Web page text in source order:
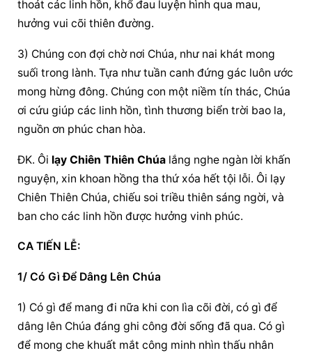
thoát các linh hồn, khổ đau luyện hình qua mau,
hưởng vui cõi thiên đường.
3) Chúng con đợi chờ nơi Chúa, như nai khát mong
suối trong lành. Tựa như tuần canh đứng gác luôn ước
mong hừng đông. Chúng con một niềm tín thác, Chúa
ơi cứu giúp các linh hồn, tình thương biển trời bao la,
nguồn ơn phúc chan hòa.
ĐK. Ôi lạy Chiên Thiên Chúa lắng nghe ngàn lời khấn
nguyện, xin khoan hồng tha thứ xóa hết tội lỗi. Ôi lạy
Chiên Thiên Chúa, chiếu soi triều thiên sáng ngời, và
ban cho các linh hồn được hưởng vinh phúc.
CA TIẾN LỄ:
1/ Có Gì Để Dâng Lên Chúa
1) Có gì để mang đi nữa khi con lìa cõi đời, có gì để
dâng lên Chúa đáng ghi công đời sống đã qua. Có gì
để mong che khuất mắt công minh nhìn thấu nhân